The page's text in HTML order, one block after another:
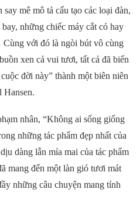
mê mô tả cấu tạo các loại đàn,
những chiếc máy cắt cỏ hay
với đó là ngòi bút vô cùng
xen cả vui tươi, tất cả đã biến
đời này” thành một biên niên
Hansen.
nhân, “Không ai sống giống
những tác phẩm đẹp nhất của
dàng lẫn mỉa mai của tác phẩm
mang đến một làn gió tươi mát
những câu chuyện mang tính